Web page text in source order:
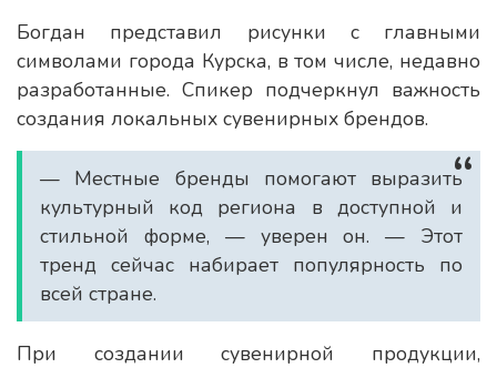
Богдан представил рисунки с главными
символами города Курска, в том числе, недавно
разработанные. Спикер подчеркнул важность
создания локальных сувенирных брендов.
— Местные бренды помогают выразить
культурный код региона в доступной и
стильной форме, — уверен он. — Этот
тренд сейчас набирает популярность по
всей стране.
При создании сувенирной продукции,